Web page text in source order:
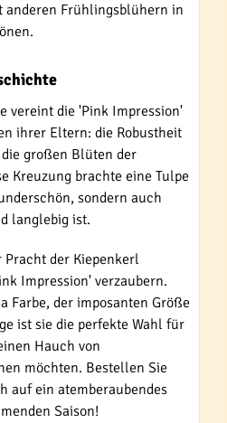
anderen Frühlingsblühern in
vereint die 'Pink Impression'
ihrer Eltern: die Robustheit
großen Blüten der
Kreuzung brachte eine Tulpe
sondern auch
langlebig ist.
Pracht der Kiepenkerl
Impression' verzaubern.
Farbe, der imposanten Größe
ist sie die perfekte Wahl für
Hauch von
möchten. Bestellen Sie
auf ein atemberaubendes
Saison!